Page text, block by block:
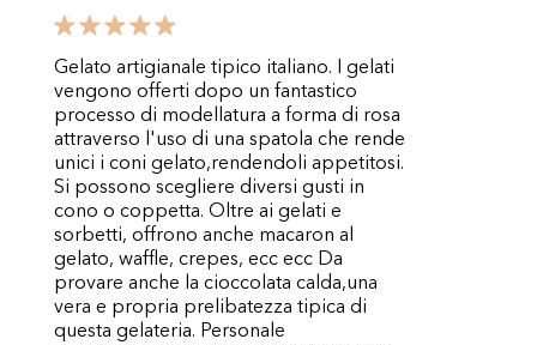
Gelato artigianale tipico italiano. I gelati
vengono offerti dopo un fantastico
processo di modellatura a forma di rosa
attraverso l'uso di una spatola che rende
unici i coni gelato,rendendoli appetitosi.
Si possono scegliere diversi gusti in
cono o coppetta. Oltre ai gelati e
sorbetti, offrono anche macaron al
gelato, waffle, crepes, ecc ecc Da
provare anche la cioccolata calda,una
vera e propria prelibatezza tipica di
questa gelateria. Personale